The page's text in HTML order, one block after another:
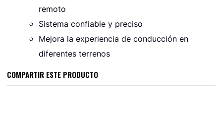
remoto
Sistema confiable y preciso
Mejora la experiencia de conducción en
diferentes terrenos
COMPARTIR ESTE PRODUCTO